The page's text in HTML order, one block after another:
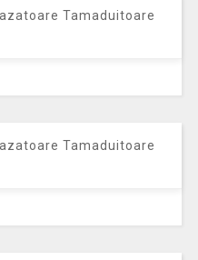
Tamaduitoare
Tamaduitoare